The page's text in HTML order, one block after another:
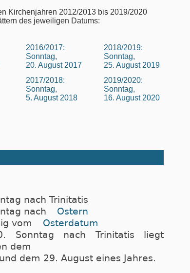
Kirchenjahren 2012/2013 bis 2019/2020
des jeweiligen Datums:
2016/2017:
Sonntag,
20. August 2017
2017/2018:
Sonntag,
5. August 2018
2018/2019:
Sonntag,
25. August 2019
2019/2020:
Sonntag,
16. August 2020
nach Trinitatis
nach
Ostern
vom
Osterdatum
Sonntag nach Trinitatis liegt
dem
dem 29. August eines Jahres.